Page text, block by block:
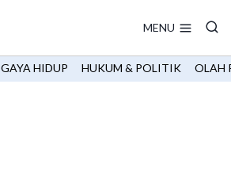
MENU
GAYA HIDUP HUKUM & POLITIK OLAH